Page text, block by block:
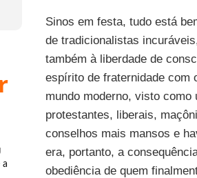
a
Sinos em festa, tudo está
de tradicionalistas
também à liberdade de
espírito de fraternidade com
mundo moderno, visto
protestantes, liberais,
conselhos mais mansos e
era, portanto, a
obediência de quem